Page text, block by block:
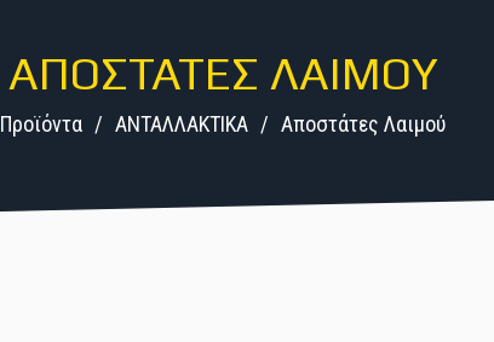
ΑΠΟΣΤΆΤΕΣ ΛΑΙΜΟΎ
Προϊόντα ΑΝΤΑΛΛΑΚΤΙΚΑ Αποστάτες Λαιμού